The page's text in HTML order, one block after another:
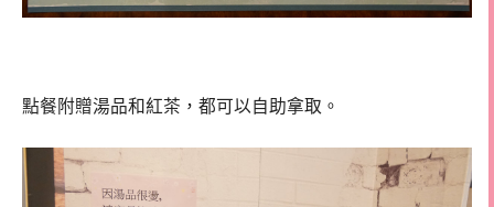
點餐附贈湯品和紅茶，都可以自助拿取。